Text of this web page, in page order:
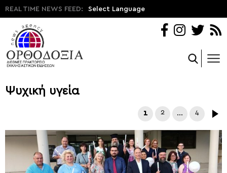
REAL TIME NEWS FEED: Select Language
Ψυχική υγεία
1 2 … 4